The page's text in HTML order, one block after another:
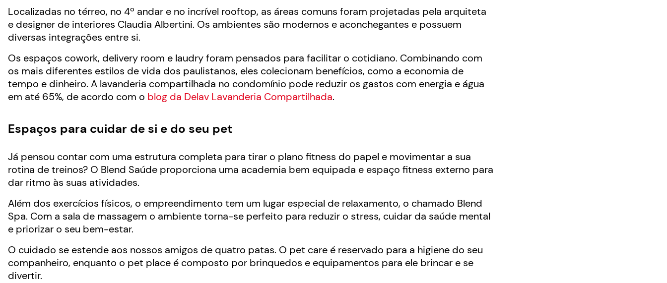
Localizadas no térreo, no 4º andar e no incrível rooftop, as áreas comuns foram projetadas pela arquiteta
e designer de interiores Claudia Albertini. Os ambientes são modernos e aconchegantes e possuem
diversas integrações entre si.
Os espaços cowork, delivery room e laudry foram pensados para facilitar o cotidiano. Combinando com
os mais diferentes estilos de vida dos paulistanos, eles colecionam benefícios, como a economia de
tempo e dinheiro. A lavanderia compartilhada no condomínio pode reduzir os gastos com energia e água
em até 65%, de acordo com o blog da Delav Lavanderia Compartilhada.
Espaços para cuidar de si e do seu pet
Já pensou contar com uma estrutura completa para tirar o plano fitness do papel e movimentar a sua
rotina de treinos? O Blend Saúde proporciona uma academia bem equipada e espaço fitness externo para
dar ritmo às suas atividades.
Além dos exercícios físicos, o empreendimento tem um lugar especial de relaxamento, o chamado Blend
Spa. Com a sala de massagem o ambiente torna-se perfeito para reduzir o stress, cuidar da saúde mental
e priorizar o seu bem-estar.
O cuidado se estende aos nossos amigos de quatro patas. O pet care é reservado para a higiene do seu
companheiro, enquanto o pet place é composto por brinquedos e equipamentos para ele brincar e se
divertir.